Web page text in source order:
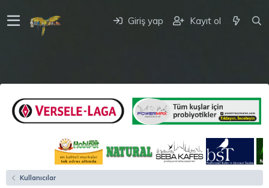
Giriş yap Kayıt ol
Kullanıcılar